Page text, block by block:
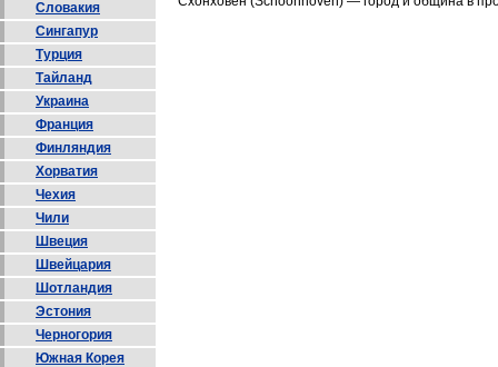
Словакия
Сингапур
Турция
Тайланд
Украина
Франция
Финляндия
Хорватия
Чехия
Чили
Швеция
Швейцария
Шотландия
Эстония
Черногория
Южная Корея